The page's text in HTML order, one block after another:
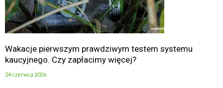
Wakacje pierwszym prawdziwym testem systemu
kaucyjnego. Czy zapłacimy więcej?
24 czerwca 2026